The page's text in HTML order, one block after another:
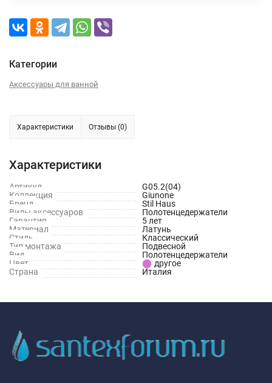
Категории
Аксессуары для ванной
Характеристики Отзывы (0)
Характеристики
Артикул
G05.2(04)
Коллекция
Giunone
Бренд
Stil Haus
Виды аксессуаров
Полотенцедержатели
Гарантия
5 лет
Материал
Латунь
Стиль
Классический
Тип монтажа
Подвесной
Вид
Полотенцедержатели
Цвет
другое
Страна
Италия